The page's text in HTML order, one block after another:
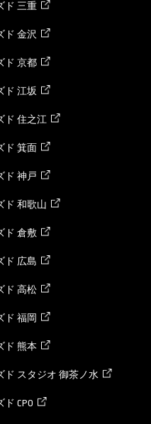
ド 三重
ド 金沢
ド 京都
ド 江坂
ド 住之江
ド 箕面
ド 神戸
ド 和歌山
ド 倉敷
ド 広島
ド 高松
ド 福岡
ド 熊本
ド スタジオ 御茶ノ水
CPO